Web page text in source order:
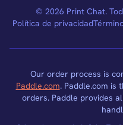
© 2026 Print Chat.
Política de privacidad
Our order process is
Paddle.com. Paddle.com is
orders. Paddle provides